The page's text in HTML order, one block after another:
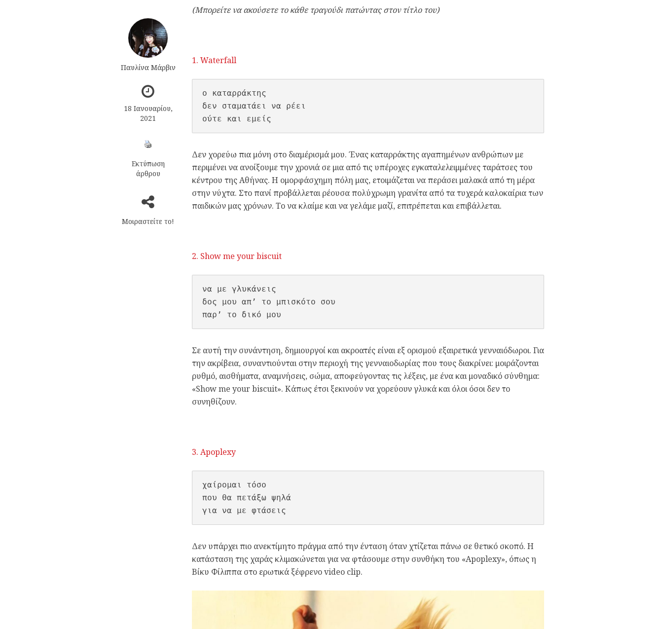
Παυλίνα Μάρβιν
18 Ιανουαρίου,
2021
Εκτύπωση
άρθρου
Μοιραστείτε το!
(Μπορείτε να ακούσετε το κάθε τραγούδι πατώντας στον τίτλο του)
1. Waterfall
ο καταρράκτης
δεν σταματάει να ρέει
ούτε και εμείς
Δεν χορεύω πια μόνη στο διαμέρισμά μου. Ένας καταρράκτης αγαπημένων ανθρώπων με
περιμένει να ανοίξουμε την χρονιά σε μια από τις υπέροχες εγκαταλελειμμένες ταράτσες του
κέντρου της Αθήνας. Η ομορφάσχημη πόλη μας, ετοιμάζεται να περάσει μαλακά από τη μέρα
στην νύχτα. Στο πανί προβάλλεται ρέουσα πολύχρωμη γρανίτα από τα τυχερά καλοκαίρια των
παιδικών μας χρόνων. Το να κλαίμε και να γελάμε μαζί, επιτρέπεται και επιβάλλεται.
2. Show me your biscuit
να με γλυκάνεις
δος μου απ’ το μπισκότο σου
παρ’ το δικό μου
Σε αυτή την συνάντηση, δημιουργοί και ακροατές είναι εξ ορισμού εξαιρετικά γενναιόδωροι. Για
την ακρίβεια, συναντιούνται στην περιοχή της γενναιοδωρίας που τους διακρίνει: μοιράζονται
ρυθμό, αισθήματα, αναμνήσεις, σώμα, αποφεύγοντας τις λέξεις, με ένα και μοναδικό σύνθημα:
«Show me your biscuit». Κάπως έτσι ξεκινούν να χορεύουν γλυκά και όλοι όσοι δεν το
συνηθίζουν.
3. Αpoplexy
χαίρομαι τόσο
που θα πετάξω ψηλά
για να με φτάσεις
Δεν υπάρχει πιο ανεκτίμητο πράγμα από την ένταση όταν χτίζεται πάνω σε θετικό σκοπό. Η
κατάσταση της χαράς κλιμακώνεται για να φτάσουμε στην συνθήκη του «Apoplexy», όπως η
Βίκυ Φίλιππα στο ερωτικά ξέφρενο video clip.